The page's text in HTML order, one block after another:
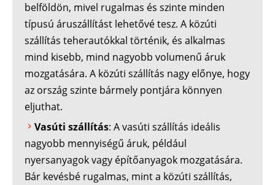
belföldön, mivel rugalmas és szinte minden
típusú áruszállítást lehetővé tesz. A közúti
szállítás teherautókkal történik, és alkalmas
mind kisebb, mind nagyobb volumenű áruk
mozgatására. A közúti szállítás nagy előnye, hogy
az ország szinte bármely pontjára könnyen
eljuthat.
Vasúti szállítás: A vasúti szállítás ideális
nagyobb mennyiségű áruk, például
nyersanyagok vagy építőanyagok mozgatására.
Bár kevésbé rugalmas, mint a közúti szállítás,